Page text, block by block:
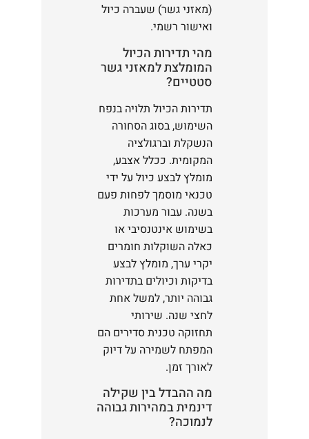
(מאזני גשר) שעברה כיול
ואישור רשמי.
מהי תדירות הכיול
המומלצת למאזני גשר
סטטיים?
תדירות הכיול תלויה בנפח
השימוש, בסוג הסחורה
הנשקלת וברגולציה
המקומית. ככלל אצבע,
מומלץ לבצע כיול על ידי
טכנאי מוסמך לפחות פעם
בשנה. עבור מערכות
בשימוש אינטנסיבי או
כאלה השוקלות חומרים
יקרי ערך, מומלץ לבצע
בדיקות וכיולים בתדירות
גבוהה יותר, למשל אחת
לחצי שנה. שירותי
תחזוקה טכנית סדירים הם
המפתח לשמירה על דיוק
לאורך זמן.
מה ההבדל בין שקילה
דינמית במהירות גבוהה
לנמוכה?